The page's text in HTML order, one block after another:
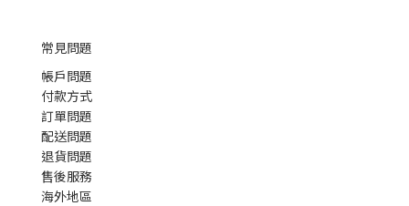
常見問題
帳戶問題
付款方式
訂單問題
配送問題
退貨問題
售後服務
海外地區